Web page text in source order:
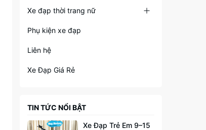
Xe đạp thời trang nữ
Phụ kiện xe đạp
Liên hệ
Xe Đạp Giá Rẻ
TIN TỨC NỔI BẬT
Xe Đạp Trẻ Em 9–15